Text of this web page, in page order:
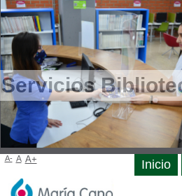
Servicios
Inicio
A- A A+